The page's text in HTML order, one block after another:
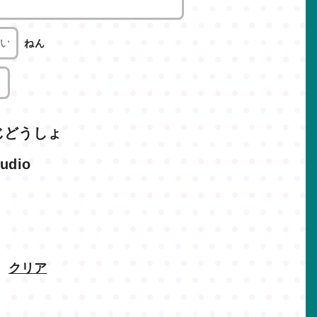
ねん
どうしょ
クリア